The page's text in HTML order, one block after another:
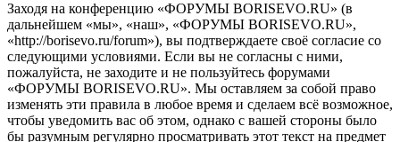
Заходя на конференцию «ФОРУМЫ BORISEVO.RU» (в
дальнейшем «мы», «наш», «ФОРУМЫ BORISEVO.RU»,
«http://borisevo.ru/forum»), вы подтверждаете своё согласие со
следующими условиями. Если вы не согласны с ними,
пожалуйста, не заходите и не пользуйтесь форумами
«ФОРУМЫ BORISEVO.RU». Мы оставляем за собой право
изменять эти правила в любое время и сделаем всё возможное,
чтобы уведомить вас об этом, однако с вашей стороны было
бы разумным регулярно просматривать этот текст на предмет